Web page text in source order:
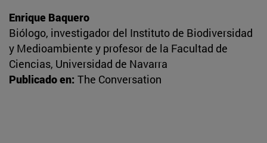
Enrique Baquero
Biólogo, investigador del Instituto de Biodiversidad
y Medioambiente y profesor de la Facultad de
Ciencias, Universidad de Navarra
Publicado en: The Conversation